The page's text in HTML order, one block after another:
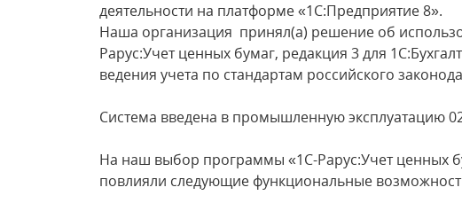
деятельности на платформе
Наша организация принял(а) решение об
Рарус:Учет ценных бумаг, редакция 3 для
ведения учета по стандартам
Система введена в промышленную
На наш выбор программы «1C-Рарус:Учет ценных
повлияли следующие функциональные